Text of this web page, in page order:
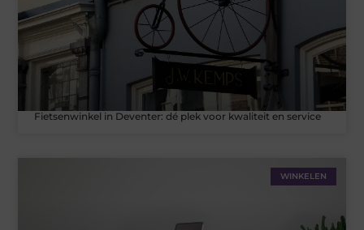
Fietsenwinkel in Deventer: dé plek voor kwaliteit en service
WINKELEN